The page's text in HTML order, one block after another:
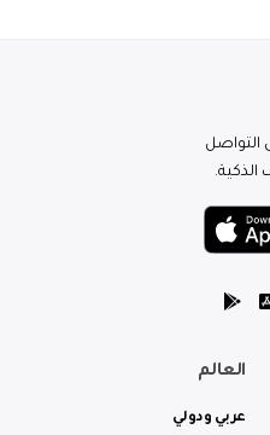
التواصل
الذكية.
العالم
عربي ودولي